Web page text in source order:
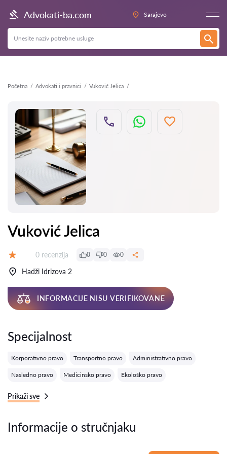
Advokati-ba.com Sarajevo
Početna Advokati i pravnici Vuković Jelica
Nazad
Vuković Jelica
Recenzija:
0 recenzija 0 0 0
Hadži Idrizova 2
INFORMACIJE NISU VERIFIKOVANE
Specijalnost
Korporativno pravo Transportno pravo Administrativno pravo
Nasledno pravo Medicinsko pravo Ekološko pravo
Prikaži sve
Informacije o stručnjaku